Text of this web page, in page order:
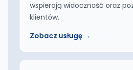
wspierają widoczność oraz
klientów.
Zobacz usługę →